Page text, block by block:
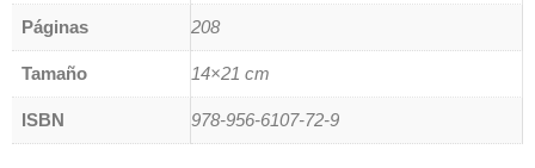
Páginas 208
Tamaño 14×21 cm
ISBN 978-956-6107-72-9